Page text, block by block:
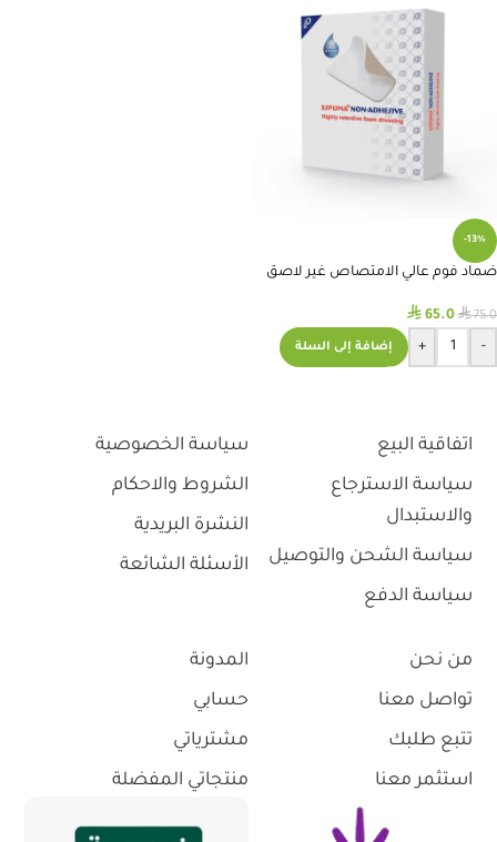
-13%
ضماد فوم عالي الامتصاص غير لاصق
⃁75.0
⃁ 65.0
-
+ إضافة إلى السلة
اتفاقية البيع
سياسة الاسترجاع
والاستبدال
سياسة الشحن والتوصيل
سياسة الدفع
سياسة الخصوصية
الشروط والاحكام
النشرة البريدية
الأسئلة الشائعة
من نحن
تواصل معنا
تتبع طلبك
استثمر معنا
المدونة
حسابي
مشترياتي
منتجاتي المفضلة